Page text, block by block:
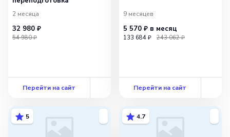
2 месяца
32 980 ₽
54 980 ₽
Перейти на сайт
9 месяцев
5 570 ₽ в месяц
133 684 ₽ 243 062 ₽
Перейти на сайт
5 4.7